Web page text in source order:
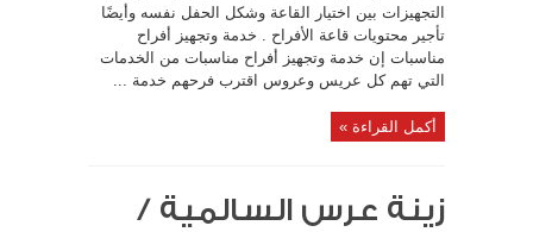
التجهيزات بين اختيار القاعة وشكل الحفل نفسه وأيضًا
تأجير محتويات قاعة الأفراح . خدمة وتجهيز أفراح
مناسبات إن خدمة وتجهيز أفراح مناسبات من الخدمات
التي تهم كل عريس وعروس اقترب فرحهم خدمة ...
أكمل القراءة »
زينة عرس السالمية /